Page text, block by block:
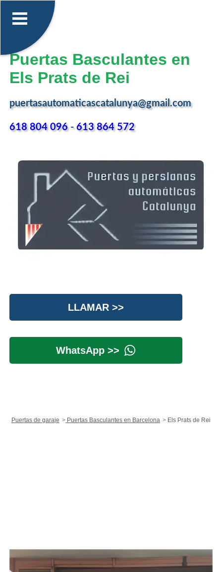
Puertas Basculantes en
Els Prats de Rei
puertasautomaticascatalunya@gmail.com
618 804 096-613 864 572
LLAMAR >>
WhatsApp >>
Puertas de garaje Puertas Basculantes en Barcelona Els Prats de Rei